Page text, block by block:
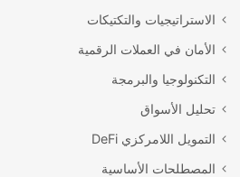
الاستراتيجيات والتكتيكات
الأمان في العملات الرقمية
التكنولوجيا والبرمجة
تحليل الأسواق
التمويل اللامركزي DeFi
المصطلحات الأساسية